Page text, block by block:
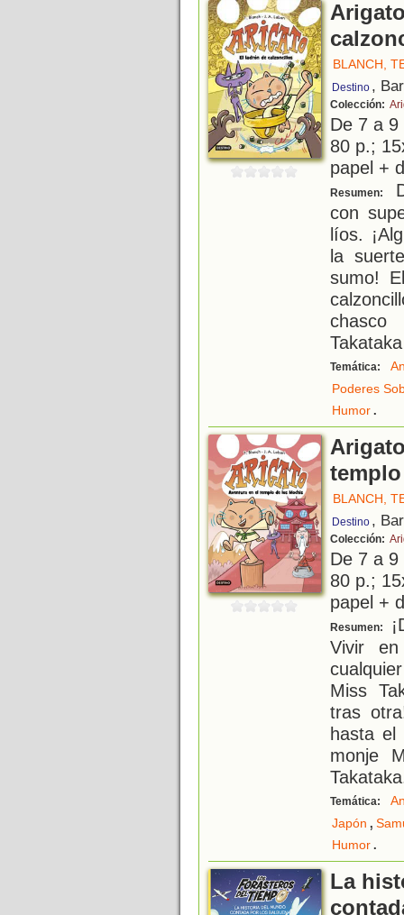
BLANCH,
Destino ,
Colección:
De 7 a
80 p.;
papel +
Resumen:
con
líos.
la
sumo!
Temática:
Poderes
Humor.
BLANCH,
Destino ,
Colección:
De 7 a
80 p.;
papel +
Resumen:
Vivir
Miss
tras
hasta el
monje
Temática:
Japón ,
Humor.
La